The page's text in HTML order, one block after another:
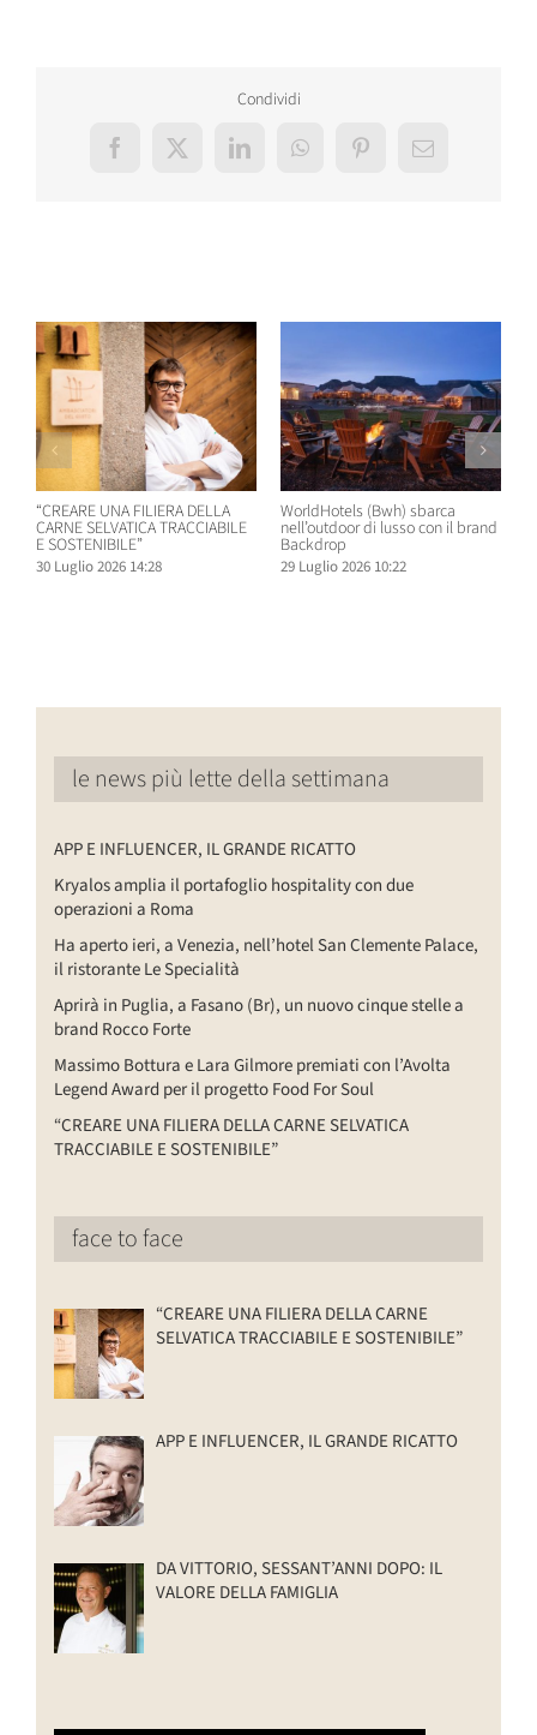
Condividi
Facebook
X LinkedInWhatsAppPinterestEmail
“CREARE UNA FILIERA DELLA
CARNE SELVATICA TRACCIABILE
E SOSTENIBILE”
30 Luglio 2026 14:28
WorldHotels (Bwh) sbarca
nell’outdoor di lusso con il brand
Backdrop
29 Luglio 2026 10:22
le news più lette della settimana
APP E INFLUENCER, IL GRANDE RICATTO
Kryalos amplia il portafoglio hospitality con due
operazioni a Roma
Ha aperto ieri, a Venezia, nell’hotel San Clemente Palace,
il ristorante Le Specialità
Aprirà in Puglia, a Fasano (Br), un nuovo cinque stelle a
brand Rocco Forte
Massimo Bottura e Lara Gilmore premiati con l’Avolta
Legend Award per il progetto Food For Soul
“CREARE UNA FILIERA DELLA CARNE SELVATICA
TRACCIABILE E SOSTENIBILE”
face to face
“CREARE UNA FILIERA DELLA CARNE
SELVATICA TRACCIABILE E SOSTENIBILE”
APP E INFLUENCER, IL GRANDE RICATTO
DA VITTORIO, SESSANT’ANNI DOPO: IL
VALORE DELLA FAMIGLIA